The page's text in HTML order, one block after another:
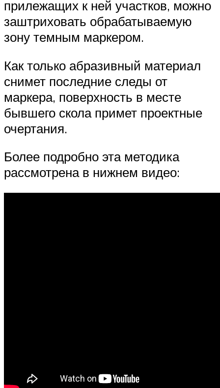
прилежащих к ней участков, можно
заштриховать обрабатываемую
зону темным маркером.
Как только абразивный материал
снимет последние следы от
маркера, поверхность в месте
бывшего скола примет проектные
очертания.
Более подробно эта методика
рассмотрена в нижнем видео: